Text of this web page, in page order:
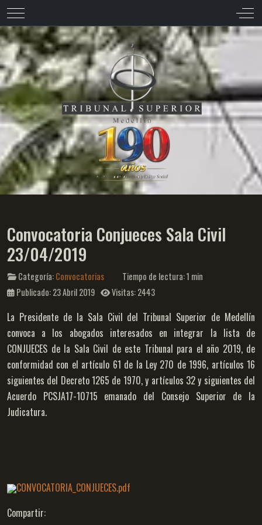
Mobile Menu Toggle Off-
Convocatoria Conjueces Sala Civil
23/04/2019
Categoría:Convocatorias
Tiempo de lectura: 1 min
Publicado: 23 Abril 2019
Visitas: 2443
La Presidente de la Sala Civil del Tribunal Superior de Medellín
convoca a los abogados interesados en integrar la lista de
CONJUECES de la Sala Civil de este Tribunal para el año 2019, de
conformidad con el artículo 61 de la Ley 270 de 1996, artículos 16
siguientes del Decreto 1265 de 1970, y artículos 32 y siguientes del
Acuerdo PCSJA17-10715 emanado del Consejo Superior de la
Judicatura.
CONVOCATORIA_CONJUECES.pdf
Compartir: